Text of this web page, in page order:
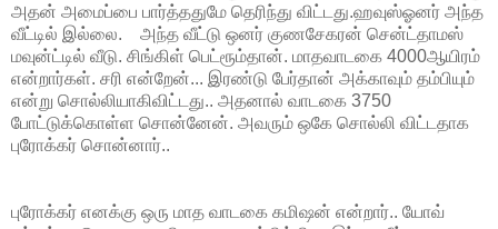
அதன் அமைப்பை பார்த்ததுமே தெரிந்து விட்டது.ஹவுஸ்ஓனர் அந்த
வீட்டில் இல்லை. அந்த வீட்டு ஒனர் குணசேகரன் சென்ட்தாமஸ்
மவுன்ட்டில் வீடு. சிங்கிள் பெட்ரூம்தான். மாதவாடகை 4000ஆயிரம்
என்றார்கள். சரி என்றேன்... இரண்டு பேர்தான் அக்காவும் தம்பியும்
என்று சொல்லியாகிவிட்டது.. அதனால் வாடகை 3750
போட்டுக்கொள்ள சொன்னேன். அவரும் ஒகே சொல்லி விட்டதாக
புரோக்கர் சொன்னார்..
புரோக்கர் எனக்கு ஒரு மாத வாடகை கமிஷன் என்றார்.. யோவ்